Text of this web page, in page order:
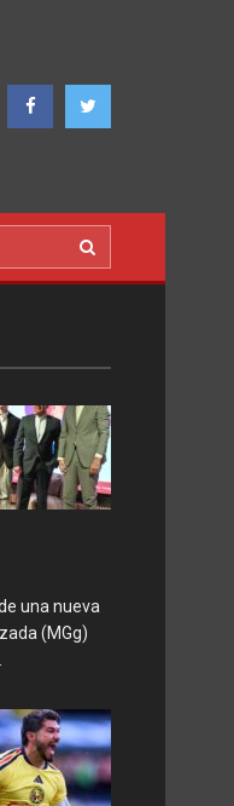
una nueva
(MGg)